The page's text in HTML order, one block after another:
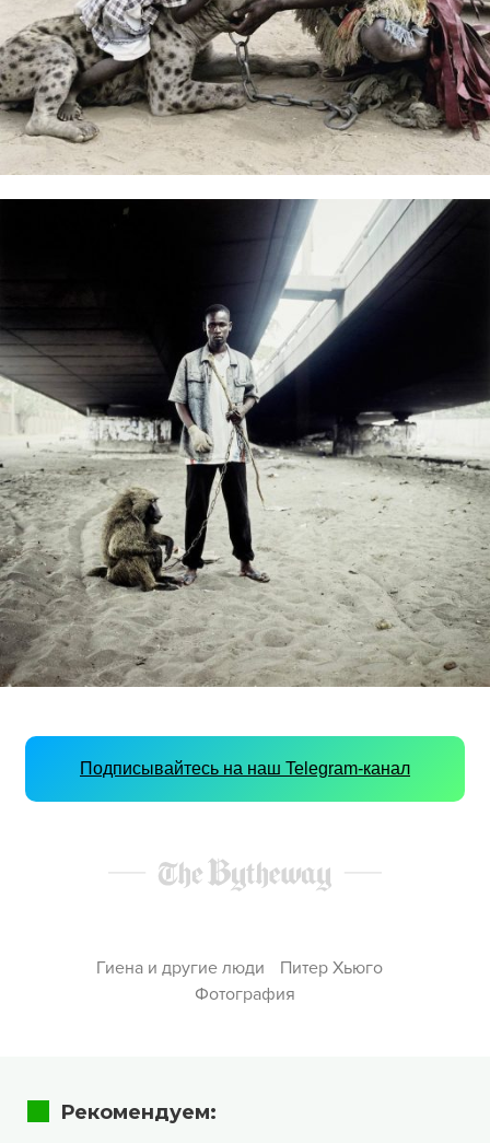
Подписывайтесь на наш Telegram-канал
Гиена и другие люди
Питер Хьюго
Фотография
Рекомендуем: